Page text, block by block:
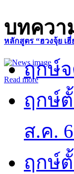
หลักสูตร “ฮวงจุ้ย เฮี่
Read more
บทควา
ฤกษ์จ
ฤกษ์
ส.ค.
ฤกษ์